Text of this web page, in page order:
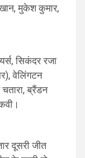
मुकेश कुमार,
सिकंदर रजा
वेलिंगटन
ब्रैंडन
दूसरी जीत